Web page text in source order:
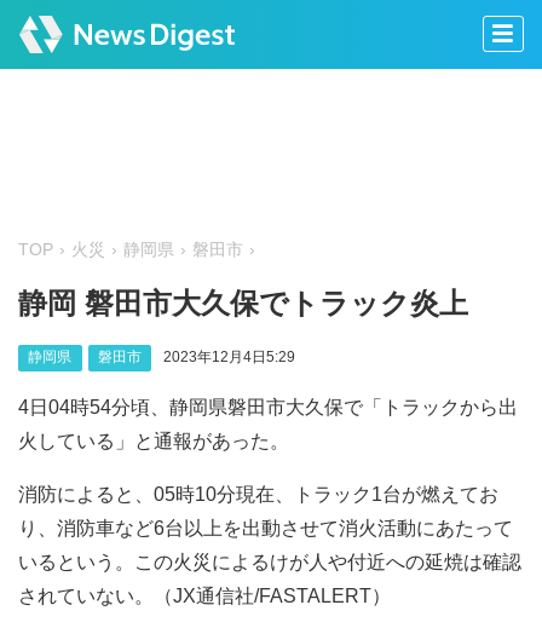
TOP 火災 静岡県 磐田市
静岡 磐田市大久保でトラック炎上
静岡県 磐田市 2023年12月4日5:29
4日04時54分頃、静岡県磐田市大久保で「トラックから出
火している」と通報があった。
消防によると、05時10分現在、トラック1台が燃えてお
り、消防車など6台以上を出動させて消火活動にあたって
いるという。この火災によるけが人や付近への延焼は確認
されていない。（JX通信社/FASTALERT）